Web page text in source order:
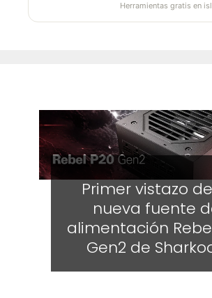
Herramientas gratis en
Primer vistazo
nueva fuente
alimentación
Gen2 de